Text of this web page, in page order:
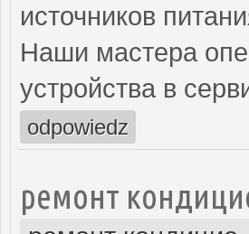
источников
Наши мастера
устройства в
odpowiedz
ремонт